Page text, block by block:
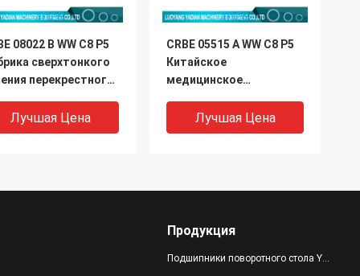
08022 B WW C8 P5
сверхтонкого
перекрестного
80x165x22
Лучшая Цена
CRBE 05515 A WW C8 P5
Китайское
медицинское
производитель
перекрестного
Лучшая Цена
Продукция
Подшипники поворотного стола YRT